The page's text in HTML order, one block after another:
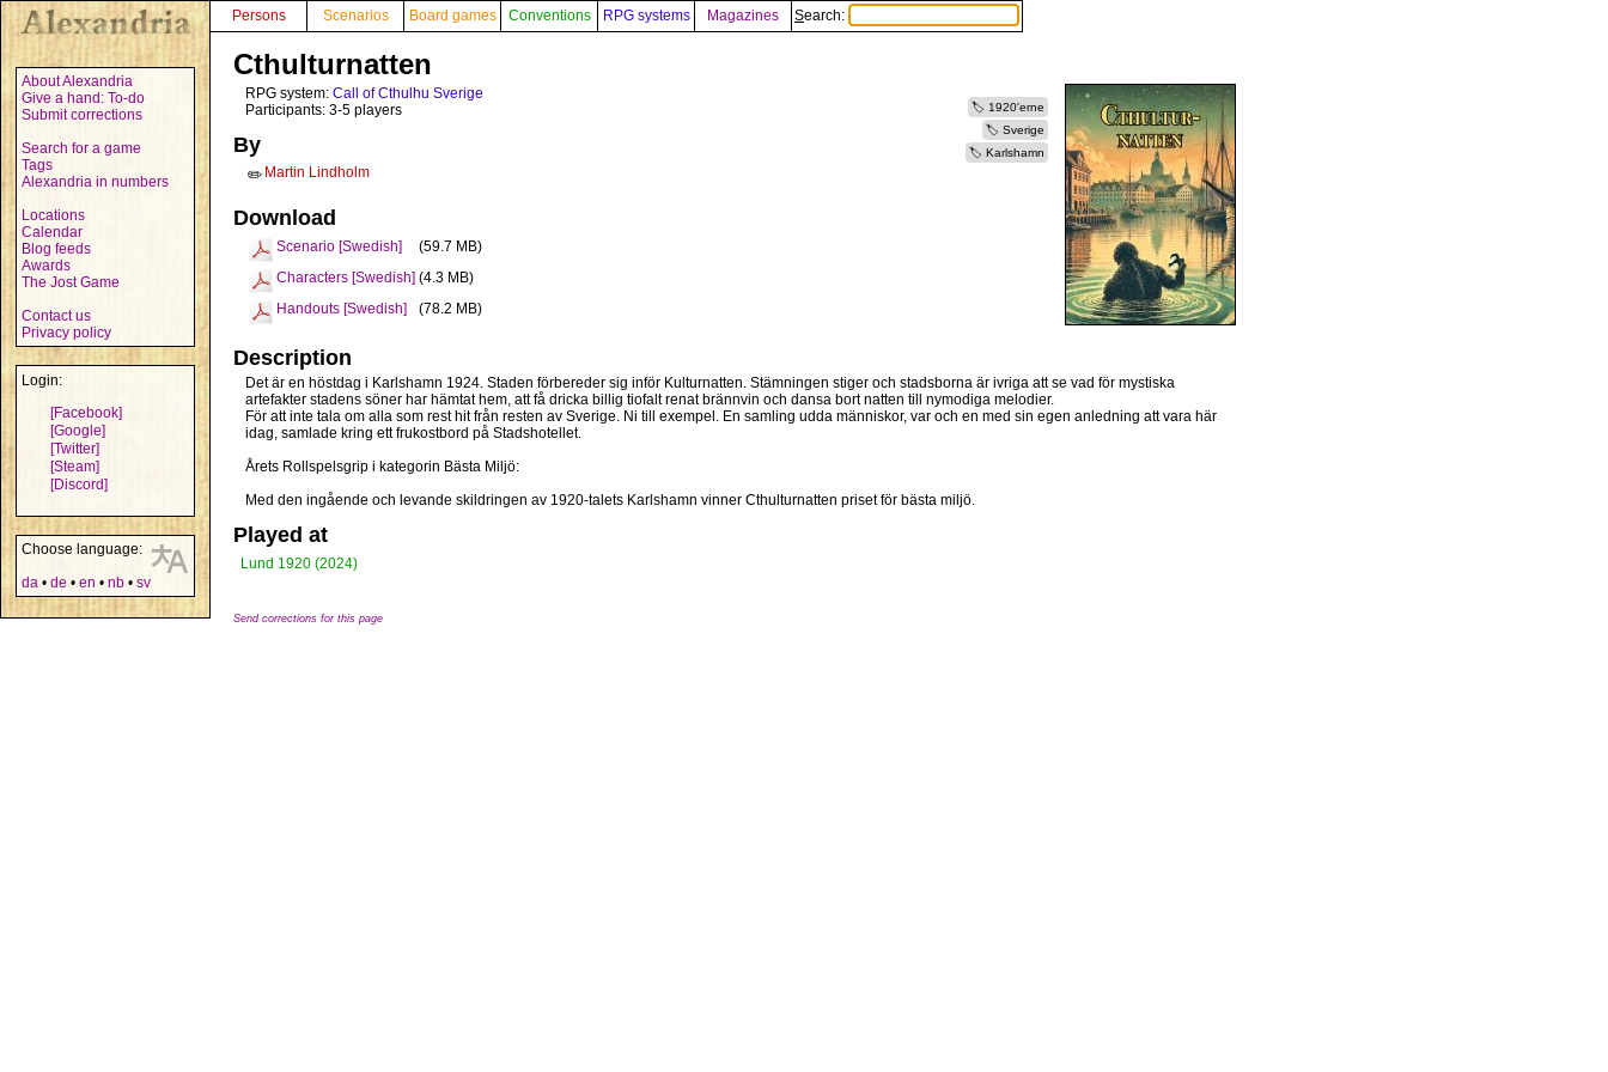
About Alexandria
Give a hand: To-do
Submit corrections
Search for a game
Tags
Alexandria in numbers
Locations
Calendar
Blog feeds
Awards
The Jost Game
Contact us
Privacy policy
Login:
[Facebook]
[Google]
[Twitter]
[Steam]
[Discord]
Choose language:
da • de • en • nb • sv
Persons Scenarios Board games Conventions RPG systems Magazines Search:
Cthulturnatten
1920'erne
Sverige
Karlshamn
RPG system: Call of Cthulhu Sverige
Participants: 3-5 players
By
✏️ Martin Lindholm
Download
Scenario [Swedish]
(59.7 MB)
Characters [Swedish] (4.3 MB)
Handouts [Swedish]
(78.2 MB)
Description
Det är en höstdag i Karlshamn 1924. Staden förbereder sig inför Kulturnatten. Stämningen stiger och stadsborna är ivriga att se vad för mystiska
artefakter stadens söner har hämtat hem, att få dricka billig tiofalt renat brännvin och dansa bort natten till nymodiga melodier.
För att inte tala om alla som rest hit från resten av Sverige. Ni till exempel. En samling udda människor, var och en med sin egen anledning att vara här
idag, samlade kring ett frukostbord på Stadshotellet.
Årets Rollspelsgrip i kategorin Bästa Miljö:
Med den ingående och levande skildringen av 1920-talets Karlshamn vinner Cthulturnatten priset för bästa miljö.
Played at
Lund 1920 (2024)
Send corrections for this page